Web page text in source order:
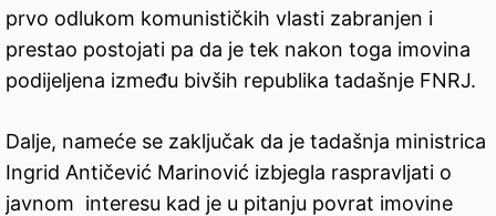
prvo odlukom komunističkih vlasti zabranjen i
prestao postojati pa da je tek nakon toga imovina
podijeljena između bivših republika tadašnje FNRJ.
Dalje, nameće se zaključak da je tadašnja ministrica
Ingrid Antičević Marinović izbjegla raspravljati o
javnom interesu kad je u pitanju povrat imovine